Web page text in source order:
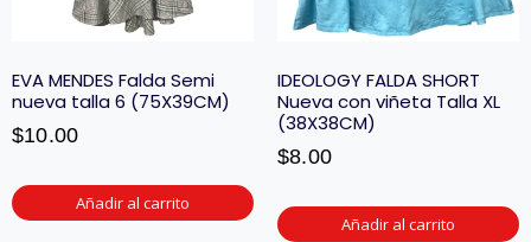
EVA MENDES Falda Semi
nueva talla 6 (75X39CM)
$10.00
Añadir al carrito
IDEOLOGY FALDA SHORT
Nueva con viñeta Talla XL
(38X38CM)
$8.00
Añadir al carrito